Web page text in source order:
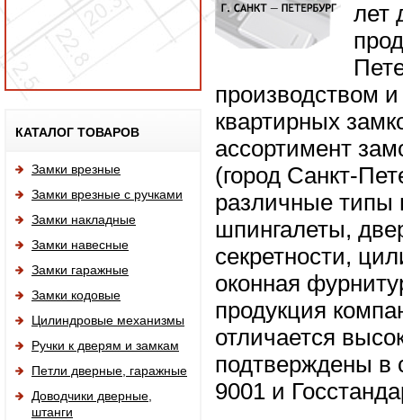
КАТАЛОГ ТОВАРОВ
Замки врезные
Замки врезные с ручками
Замки накладные
Замки навесные
Замки гаражные
Замки кодовые
Цилиндровые механизмы
Ручки к дверям и замкам
Петли дверные, гаражные
Доводчики дверные,
штанги
лет
производством
квартирных
ассортимент
(город Санкт-
различные типы
шпингалеты,
секретности,
оконная
продукция
отличается
подтверждены в
9001 и